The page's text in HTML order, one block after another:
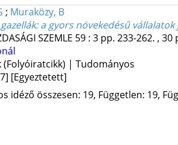
; Muraközy, B
: a gyors növekedésű
SZEMLE 59: 3 pp. 233-262. , 30
(Folyóiratcikk) | Tudományos
[Egyeztetett]
idéző összesen: 19, Független: 19,